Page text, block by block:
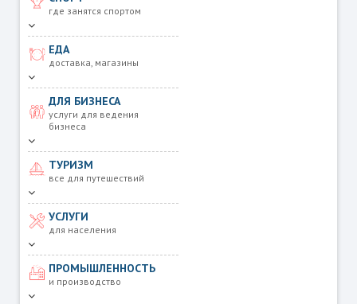
где занятся спортом
ЕДА
доставка, магазины
ДЛЯ БИЗНЕСА
услуги для ведения
бизнеса
ТУРИЗМ
все для путешествий
УСЛУГИ
для населения
ПРОМЫШЛЕННОСТЬ
и производство